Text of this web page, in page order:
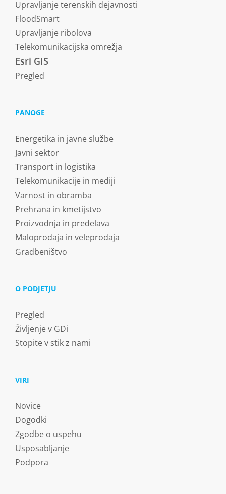
Upravljanje terenskih dejavnosti
FloodSmart
Upravljanje ribolova
Telekomunikacijska omrežja
Esri GIS
Pregled
PANOGE
Energetika in javne službe
Javni sektor
Transport in logistika
Telekomunikacije in mediji
Varnost in obramba
Prehrana in kmetijstvo
Proizvodnja in predelava
Maloprodaja in veleprodaja
Gradbeništvo
O PODJETJU
Pregled
Življenje v GDi
Stopite v stik z nami
VIRI
Novice
Dogodki
Zgodbe o uspehu
Usposabljanje
Podpora